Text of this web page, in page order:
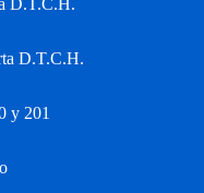
D.T.C.H.
D.T.C.H.
y 201